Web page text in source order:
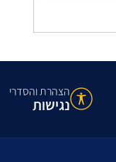
הצהרת והסדרי
נגישות